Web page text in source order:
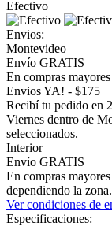
Efectivo
Envios:
Montevideo
Envío GRATIS
En compras
Envios YA! - $175
Recibí tu pedido en
Viernes dentro de
seleccionados.
Interior
Envío GRATIS
En compras
dependiendo la zona.
Ver condiciones de
Especificaciones: